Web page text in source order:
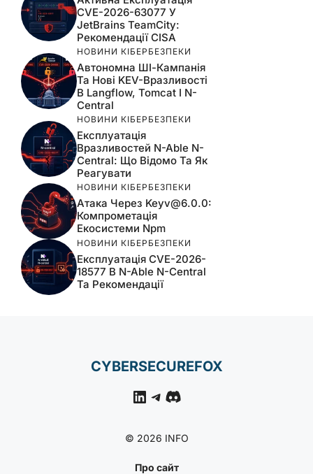
CVE-2026-63077 У
JetBrains TeamCity:
Рекомендації CISA
НОВИНИ КІБЕРБЕЗПЕКИ
Автономна ШІ-Кампанія
Та Нові KEV-Вразливості
В Langflow, Tomcat І N-
Central
НОВИНИ КІБЕРБЕЗПЕКИ
Експлуатація
Вразливостей N-Able N-
Central: Що Відомо Та Як
Реагувати
НОВИНИ КІБЕРБЕЗПЕКИ
Атака Через Keyv@6.0.0:
Компрометація
Екосистеми Npm
НОВИНИ КІБЕРБЕЗПЕКИ
Експлуатація CVE-2026-
18577 В N-Able N-Central
Та Рекомендації
CYBERSECUREFOX
LinkedIn
Telegram
Discord
© 2026 INFO
Про сайт